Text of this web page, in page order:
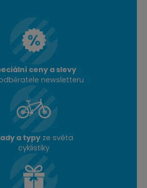
ceny a slevy
newsletteru
a typyze světa
cyklistiky